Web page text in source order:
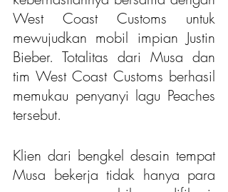
West Coast Customs untuk
mewujudkan mobil impian Justin
Bieber. Totalitas dari Musa dan
tim West Coast Customs berhasil
memukau penyanyi lagu Peaches
tersebut.
Klien dari bengkel desain tempat
Musa bekerja tidak hanya para